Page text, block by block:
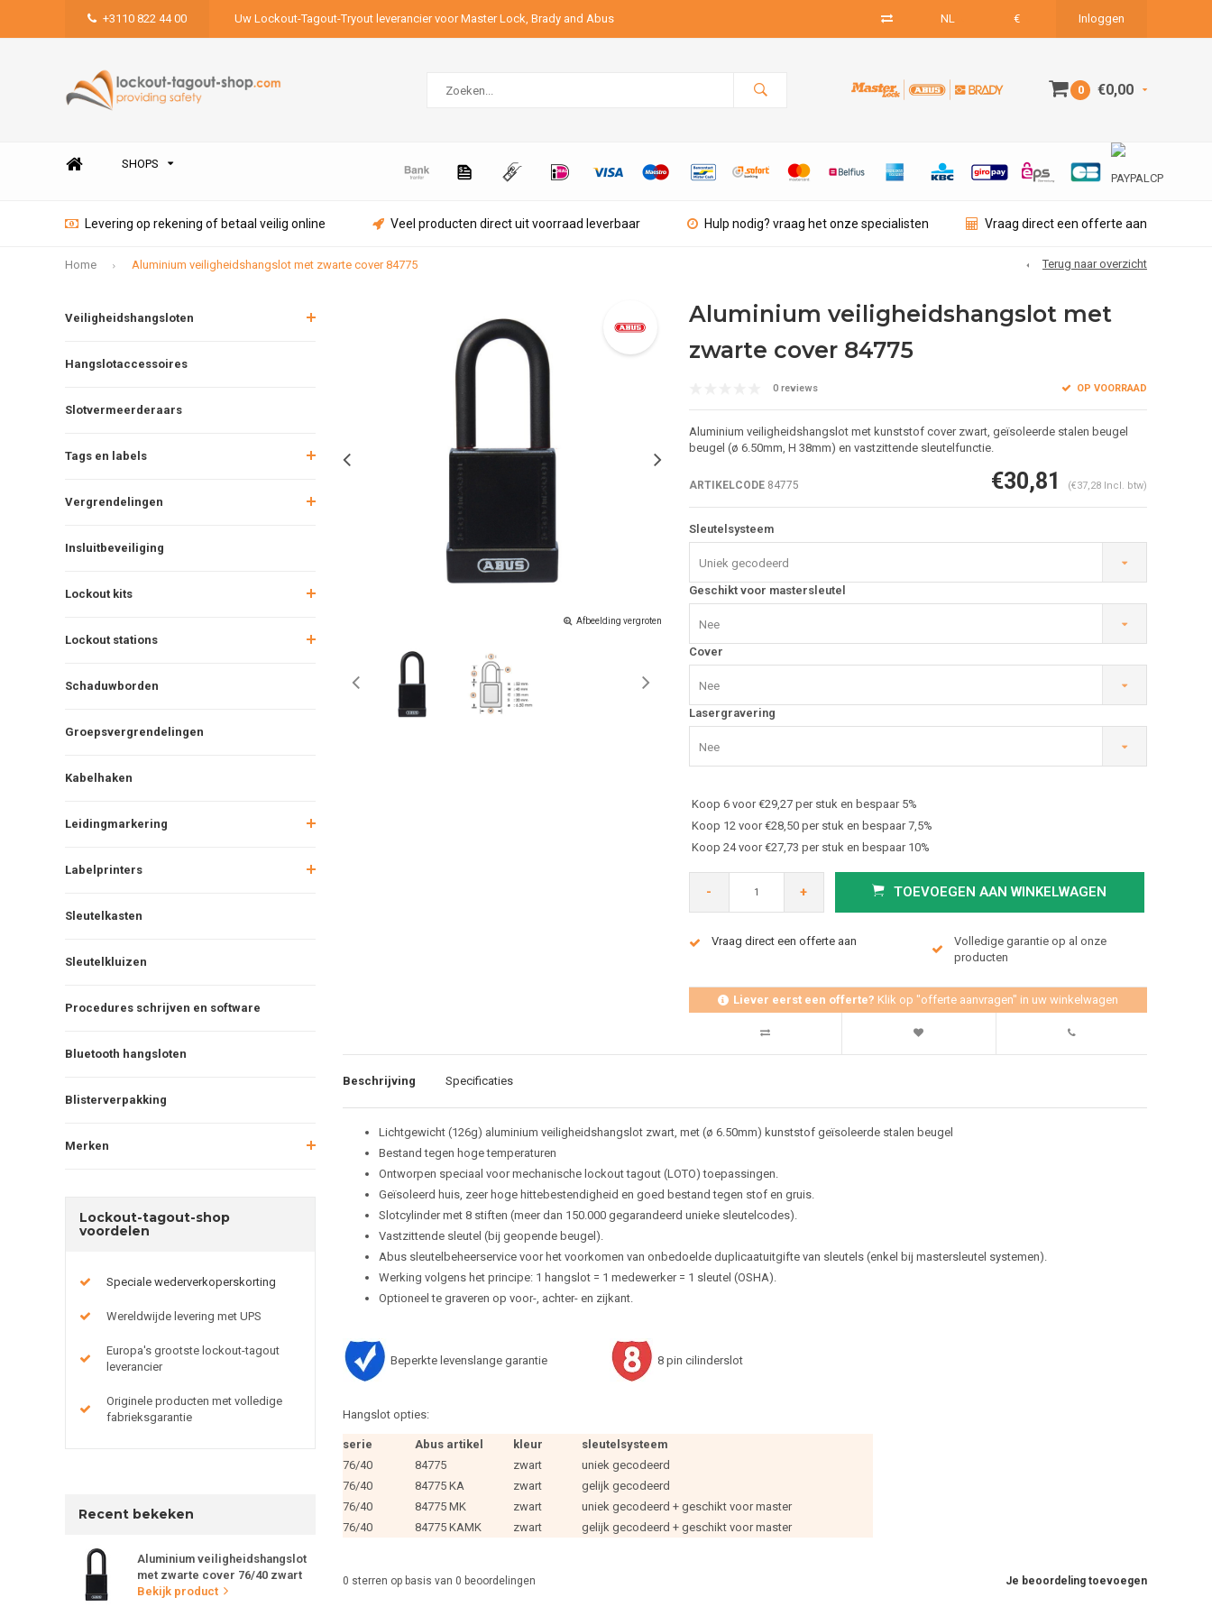
+3110 822 44 00 Uw Lockout-Tagout-Tryout leverancier voor Master Lock, Brady and Abus NL € Inloggen
0 €0,00
SHOPS
Levering op rekening of betaal veilig online Veel producten direct uit voorraad leverbaar Hulp nodig? vraag het onze specialisten Vraag direct een offerte aan
Home Aluminium veiligheidshangslot met zwarte cover 84775 Terug naar overzicht
Veiligheidshangsloten
Hangslotaccessoires
Slotvermeerderaars
Tags en labels
Vergrendelingen
Insluitbeveiliging
Lockout kits
Lockout stations
Schaduwborden
Groepsvergrendelingen
Kabelhaken
Leidingmarkering
Labelprinters
Sleutelkasten
Sleutelkluizen
Procedures schrijven en software
Bluetooth hangsloten
Blisterverpakking
Merken
Lockout-tagout-shop
voordelen
Speciale wederverkoperskorting
Wereldwijde levering met UPS
Europa's grootste lockout-tagout
leverancier
Originele producten met volledige
fabrieksgarantie
Recent bekeken
Aluminium veiligheidshangslot
met zwarte cover 76/40 zwart
Bekijk product
Afbeelding vergroten
Aluminium veiligheidshangslot met
zwarte cover 84775
0 reviews OP VOORRAAD
Aluminium veiligheidshangslot met kunststof cover zwart, geïsoleerde stalen beugel
beugel (ø 6.50mm, H 38mm) en vastzittende sleutelfunctie.
ARTIKELCODE84775 €30,81 (€37,28 Incl. btw)
Sleutelsysteem
Uniek gecodeerd
Geschikt voor mastersleutel
Nee
Cover
Nee
Lasergravering
Nee
Koop 6 voor €29,27 per stuk en bespaar 5%
Koop 12 voor €28,50 per stuk en bespaar 7,5%
Koop 24 voor €27,73 per stuk en bespaar 10%
- + TOEVOEGEN AAN WINKELWAGEN
Vraag direct een offerte aan
Volledige garantie op al onze
producten
Liever eerst een offerte? Klik op "offerte aanvragen" in uw winkelwagen
Beschrijving Specificaties
Lichtgewicht (126g) aluminium veiligheidshangslot zwart, met (ø 6.50mm) kunststof geïsoleerde stalen beugel
Bestand tegen hoge temperaturen
Ontworpen speciaal voor mechanische lockout tagout (LOTO) toepassingen.
Geïsoleerd huis, zeer hoge hittebestendigheid en goed bestand tegen stof en gruis.
Slotcylinder met 8 stiften (meer dan 150.000 gegarandeerd unieke sleutelcodes).
Vastzittende sleutel (bij geopende beugel).
Abus sleutelbeheerservice voor het voorkomen van onbedoelde duplicaatuitgifte van sleutels (enkel bij mastersleutel systemen).
Werking volgens het principe: 1 hangslot = 1 medewerker = 1 sleutel (OSHA).
Optioneel te graveren op voor-, achter- en zijkant.
Beperkte levenslange garantie 8 pin cilinderslot
Hangslot opties:
serie Abus artikel kleur
sleutelsysteem
76/40
84775 zwart
uniek gecodeerd
76/40
84775 KA zwart
gelijk gecodeerd
76/40
84775 MK zwart
uniek gecodeerd + geschikt voor master
76/40
84775 KAMK zwart gelijk gecodeerd + geschikt voor master
Je beoordeling toevoegen
0 sterren op basis van 0 beoordelingen